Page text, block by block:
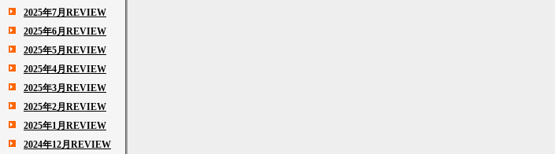
2025年7月REVIEW
2025年6月REVIEW
2025年5月REVIEW
2025年4月REVIEW
2025年3月REVIEW
2025年2月REVIEW
2025年1月REVIEW
2024年12月REVIEW